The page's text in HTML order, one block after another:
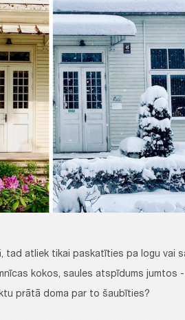
atliek tikai paskatīties pa logu vai
kokos, saules atspīdums jumtos
prātā doma par to šaubīties?